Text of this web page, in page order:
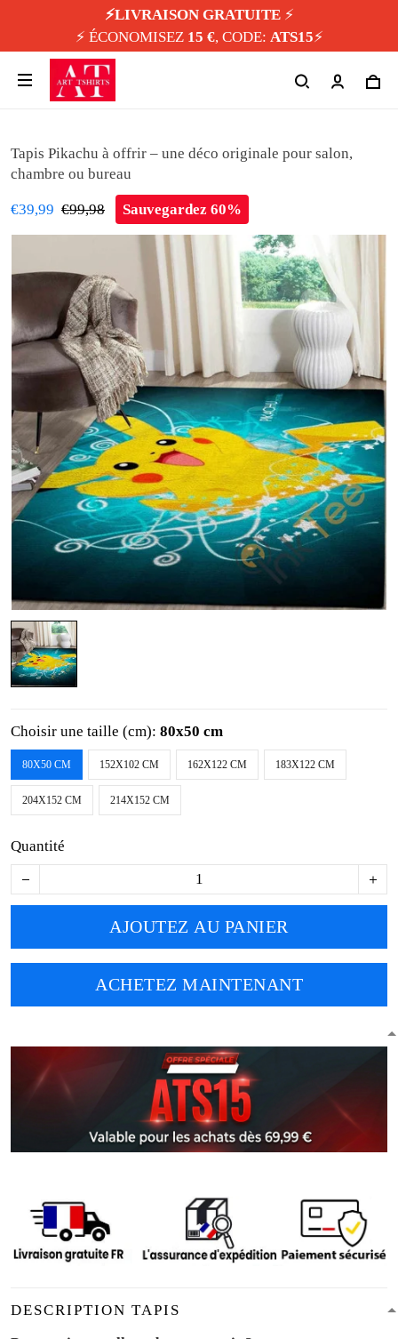
⚡️LIVRAISON GRATUITE⚡️
⚡️ ÉCONOMISEZ 15 €, CODE: ATS15⚡️
Tapis Pikachu à offrir – une déco originale pour salon,
chambre ou bureau
€39,99 €99,98 Sauvegardez 60%
Choisir une taille (cm): 80x50 cm
80X50 CM 152X102 CM 162X122 CM 183X122 CM
204X152 CM 214X152 CM
Quantité
AJOUTEZ AU PANIER
ACHETEZ MAINTENANT
DESCRIPTION TAPIS